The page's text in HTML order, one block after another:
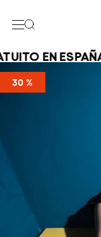
EN
30 %